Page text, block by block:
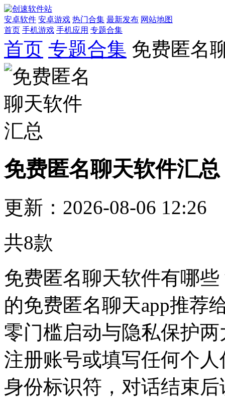
安卓软件 安卓游戏 热门合集 最新发布 网站地图
首页 手机游戏 手机应用 专题合集
首页 专题合集 免费匿名
免费匿名聊天软件汇总
更新：2026-08-06 12:26
共8款
免费匿名聊天软件有哪
的免费匿名聊天app推荐
零门槛启动与隐私保护
注册账号或填写任何个
身份标识符，对话结束